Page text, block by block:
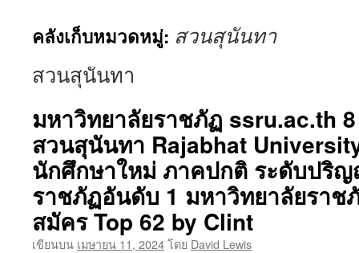
เนื้อหา
คลังเก็บหมวดหมู่: สวนสุนันทา
สวนสุนันทา
มหาวิทยาลัยราชภัฏ ssru.ac.th
สวนสุนันทา Rajabhat
นักศึกษาใหม่ ภาคปกติ ระดับปริ
ราชภัฏอันดับ 1 มหาวิทยาลัยรา
สมัคร Top 62 by Clint
เขียนบน เมษายน 11, 2024โดย David Lewis